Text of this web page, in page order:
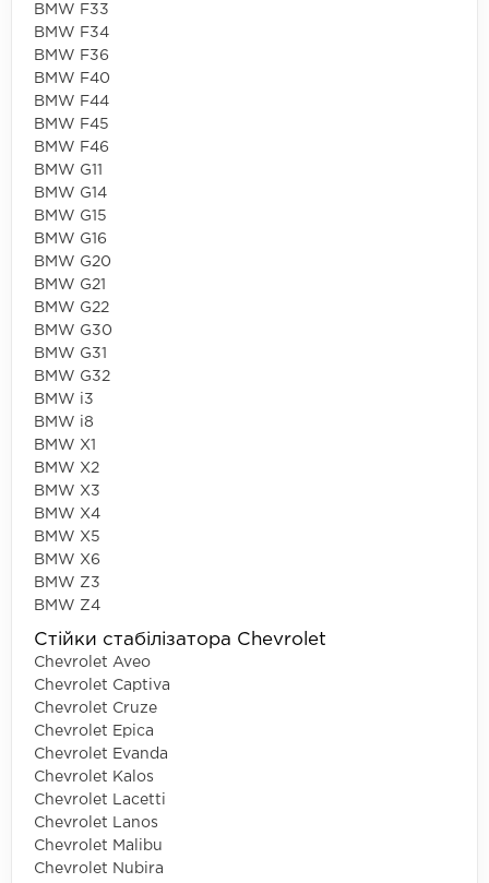
BMW F33
BMW F34
BMW F36
BMW F40
BMW F44
BMW F45
BMW F46
BMW G11
BMW G14
BMW G15
BMW G16
BMW G20
BMW G21
BMW G22
BMW G30
BMW G31
BMW G32
BMW i3
BMW i8
BMW X1
BMW X2
BMW X3
BMW X4
BMW X5
BMW X6
BMW Z3
BMW Z4
Стійки стабілізатора Chevrolet
Chevrolet Aveo
Chevrolet Captiva
Chevrolet Cruze
Chevrolet Epica
Chevrolet Evanda
Chevrolet Kalos
Chevrolet Lacetti
Chevrolet Lanos
Chevrolet Malibu
Chevrolet Nubira